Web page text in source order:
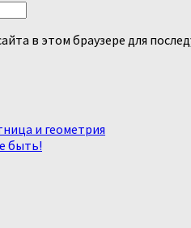
в этом браузере для
и геометрия
быть!